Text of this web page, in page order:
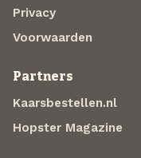
Privacy
Voorwaarden
Partners
Kaarsbestellen.nl
Hopster Magazine